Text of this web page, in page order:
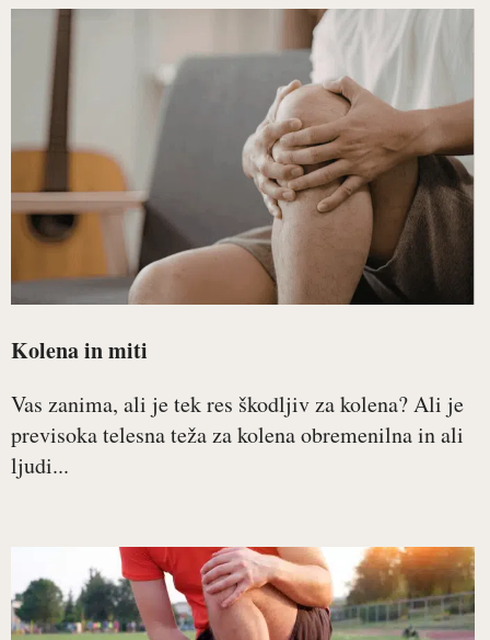
Kolena in miti
Vas zanima, ali je tek res škodljiv za kolena? Ali je
previsoka telesna teža za kolena obremenilna in ali
ljudi...